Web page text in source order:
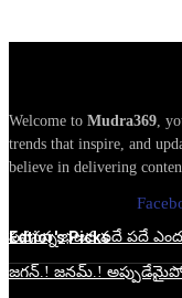
Welcome to Mudra369,
trends that inspire, and
believe in delivering
Edtior's Picks
పవనన్న భజన పదే పదే
జగన్.! జనమ్.!